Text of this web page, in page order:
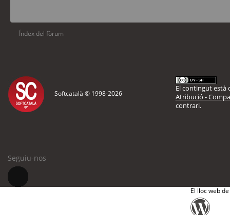
Índex del fòrum
Softcatalà © 1998-2026
El contingut està
Atribució -
contrari.
Seguiu-nos
El lloc web